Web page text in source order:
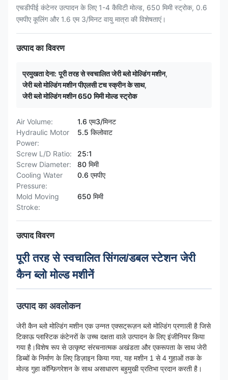
एचडीपीई कंटेनर उत्पादन के लिए 1-4 कैविटी मोल्ड, 650 मिमी स्ट्रोक, 0.6
एमपीए कूलिंग और 1.6 एम 3/मिनट वायु मात्रा की विशेषताएं।
उत्पाद का विवरण
प्रमुखता देना: पूरी तरह से स्वचालित जेरी ब्लो मोल्डिंग मशीन,
जेरी ब्लो मोल्डिंग मशीन पीएलसी टच स्क्रीन के साथ,
जेरी ब्लो मोल्डिंग मशीन 650 मिमी मोल्ड स्ट्रोक
Air Volume:
1.6 एम3/मिनट
Hydraulic Motor
Power:
5.5 किलोवाट
Screw L/D Ratio:
25:1
Screw Diameter:
80 मिमी
Cooling Water
Pressure:
0.6 एमपीए
Mold Moving
Stroke:
650 मिमी
उत्पाद विवरण
पूरी तरह से स्वचालित सिंगल/डबल स्टेशन जेरी
कैन ब्लो मोल्ड मशीनें
उत्पाद का अवलोकन
जेरी कैन ब्लो मोल्डिंग मशीन एक उन्नत एक्सट्रूज़न ब्लो मोल्डिंग प्रणाली है जिसे
टिकाऊ प्लास्टिक कंटेनरों के उच्च दक्षता वाले उत्पादन के लिए इंजीनियर किया
गया है।विशेष रूप से उत्कृष्ट संरचनात्मक अखंडता और एकरूपता के साथ जेरी
डिब्बों के निर्माण के लिए डिज़ाइन किया गया, यह मशीन 1 से 4 गुहाओं तक के
मोल्ड गुहा कॉन्फ़िगरेशन के साथ असाधारण बहुमुखी प्रतिभा प्रदान करती है।